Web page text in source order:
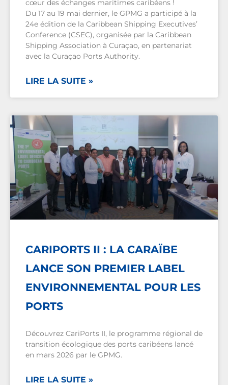
cœur des échanges maritimes caribéens !
Du 17 au 19 mai dernier, le GPMG a participé à la
24e édition de la Caribbean Shipping Executives’
Conference (CSEC), organisée par la Caribbean
Shipping Association à Curaçao, en partenariat
avec la Curaçao Ports Authority.
LIRE LA SUITE »
CARIPORTS II : LA CARAÏBE
LANCE SON PREMIER LABEL
ENVIRONNEMENTAL POUR LES
PORTS
Découvrez CariPorts II, le programme régional de
transition écologique des ports caribéens lancé
en mars 2026 par le GPMG.
LIRE LA SUITE »